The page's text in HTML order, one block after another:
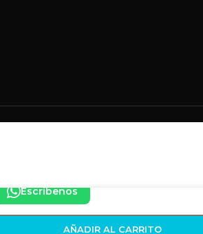
Escríbenos
AÑADIR AL CARRITO